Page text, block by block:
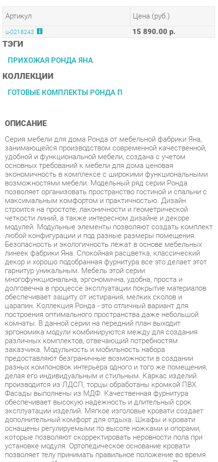
u-0218243 15 890.00 р.
ТЭГИ
ПРИХОЖАЯ РОНДА ЯНА
КОЛЛЕКЦИИ
ГОТОВЫЕ КОМПЛЕКТЫ РОНДА П
ОПИСАНИЕ
удобной и функциональной мебели, создана с учетом
экономичность в комплексе с широкими функциональными
возможностями мебели. Модельный ряд серии Ронда
позволяет организовать пространство гостиной и спальни с
максимальным комфортом и практичностью. Дизайн
строится на простоте, лаконичности и геометрической
четкости линий, а также интересном дизайне и декоре
модулей. Модульные элементы позволяют создать комплект
любой конфигурации и под разные размеры помещения.
Безопасность и экологичность лежат в основе мебельных
линеек фабрики Яна. Спокойная расцветка, классический
декор и хорошо подобранная фурнитура все это делает этот
гарнитур уникальным. Мебель этой серии
многофункциональна, эргономична, удобна, проста и
долговечна в процессе эксплуатации покрытие материалов
обеспечивает защиту от истирания, мелких сколов и
царапин. Коллекция Ронда - это отличный вариант для
построения оптимального пространства даже небольшой
комнаты. В данной серии на передний план выходит
эргономика модули комбинируются между для создания
различных комплектов, отвечающий потребностям
заказчика. Модульность и мобильность набора
предоставляют безграничные возможности в создании
разных компоновок интерьера одного и того же помещения,
делая его индивидуальным и стильным. Каркас изделий
производится из ЛДСП, торцы обработаны кромкой ПВХ.
Фасады выполнены из МДФ. Качественная фурнитура
обеспечивает высокую надежность и длительный срок
эксплуатации изделий. Мягкое изголовье кровати создает
дополнительный комфорт для отдыха. Шкафы и кровати
оснащены регулируемыми по высоте ножками и опорами,
которые позволяют скорректировать неровности пола при
установке модуля. Ортопедическое основание кровати
позволяет телу принимать правильное положение во время
сна и отдыха. Изящная спинка придает легкость. Петли с
доводчиком для плавного закрывания дверей. Элегантная
простота форм и функциональность коллекции Ронда
представляют широкие возможности для построения
современного, динамичного и удобного интерьера комнаты.